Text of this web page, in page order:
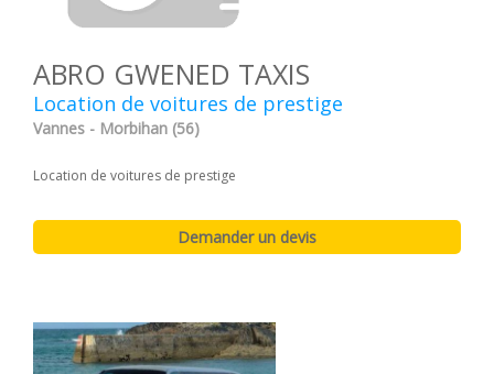
ABRO GWENED TAXIS
Location de voitures de prestige
Vannes - Morbihan (56)
Location de voitures de prestige